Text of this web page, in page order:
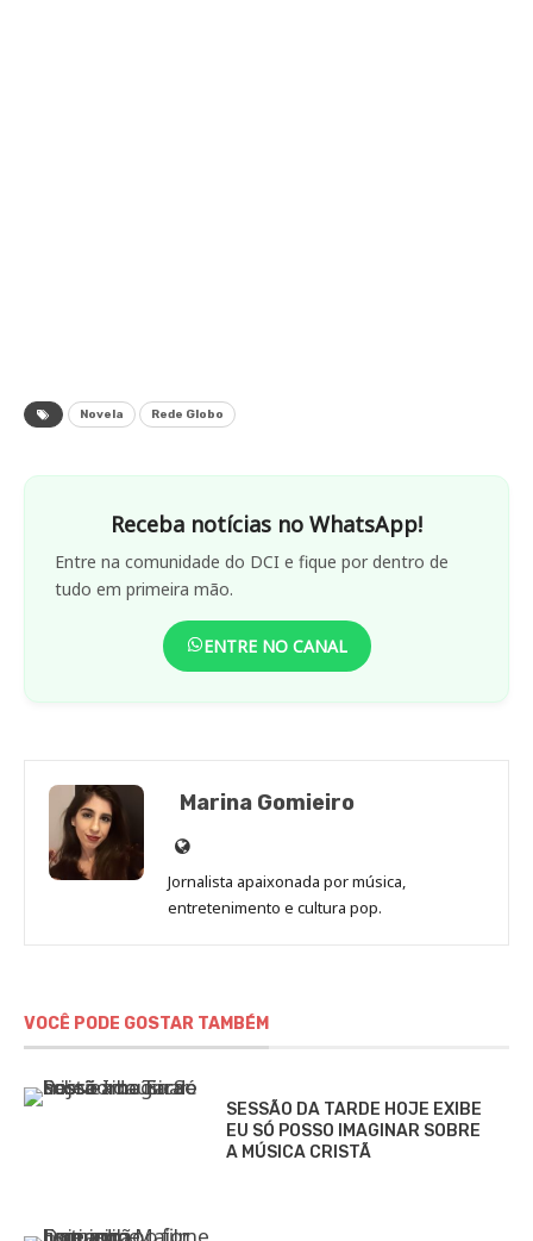
Novela Rede Globo
Receba notícias no WhatsApp!
Entre na comunidade do DCI e fique por dentro de
tudo em primeira mão.
ENTRE NO CANAL
Marina Gomieiro
Site
de
Marina
Jornalista apaixonada por música,
entretenimento e cultura pop.
VOCÊ PODE GOSTAR TAMBÉM
SESSÃO DA TARDE HOJE EXIBE
EU SÓ POSSO IMAGINAR SOBRE
A MÚSICA CRISTÃ